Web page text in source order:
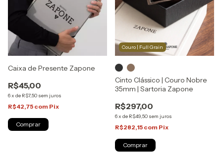
Caixa de Presente Zapone
R$45,00
6x de R$7,50 sem juros
R$42,75 com Pix
Couro | Full Grain
Cinto Clássico | Couro Nobre
35mm | Sartoria Zapone
R$297,00
6x de R$49,50 sem juros
R$282,15 com Pix
Comprar